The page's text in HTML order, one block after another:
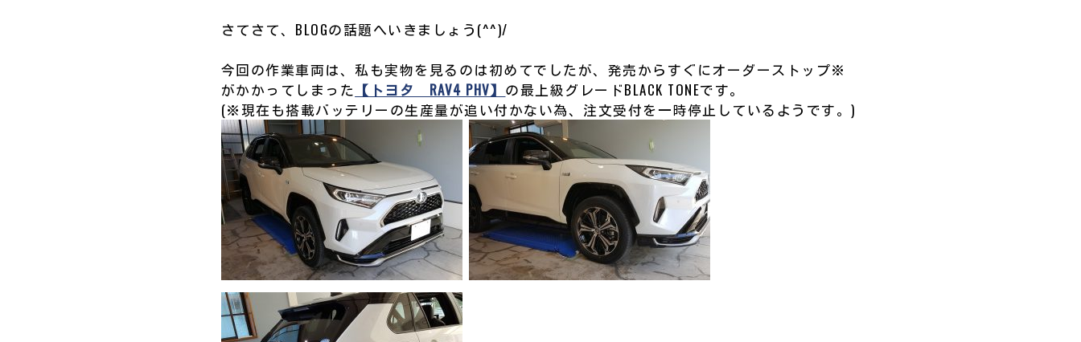
さてさて、BLOGの話題へいきましょう(^^)/
今回の作業車両は、私も実物を見るのは初めてでしたが、発売からすぐにオーダーストップ※
がかかってしまった 【トヨタ RAV4 PHV】 の最上級グレードBLACK TONEです。
(※現在も搭載バッテリーの生産量が追い付かない為、注文受付を一時停止しているようです。)